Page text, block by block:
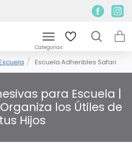
Escuela Adheribles Safari
para Escuela |
los Útiles de
tus Hijos